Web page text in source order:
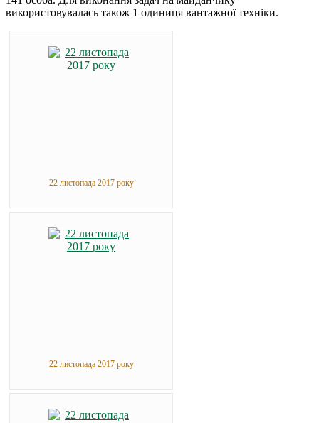
використовувалась також 1 одиниця вантажної техніки.
22 листопада 2017 року
22 листопада 2017 року